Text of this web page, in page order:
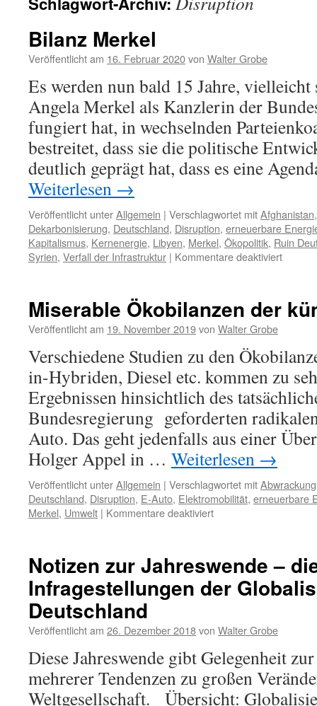
Bilanz Merkel
Veröffentlicht am 16. Februar 2020von Walter Grobe
Es werden nun bald 15 Jahre, vielleicht
Angela Merkel als Kanzlerin der
fungiert hat, in wechselnden
bestreitet, dass sie die politische
deutlich geprägt hat, dass es eine
Weiterlesen →
Veröffentlicht unterAllgemein | Verschlagwortet mitAfghanistan
Dekarbonisierung, Deutschland, Disruption, erneuerbare
Kapitalismus, Kernenergie, Libyen, Merkel, Ökopolitik, Ruin
Syrien, Verfall der Infrastruktur | Kommentare deaktiviertfür
Miserable Ökobilanzen der
Veröffentlicht am 19. November 2019von Walter Grobe
Verschiedene Studien zu den
in-Hybriden, Diesel etc. kommen zu
Ergebnissen hinsichtlich des
Bundesregierung geforderten
Auto. Das geht jedenfalls aus einer
Holger Appel in … Weiterlesen →
Veröffentlicht unterAllgemein | Verschlagwortet mitAbwrackung
Deutschland, Disruption, E-Auto, Elektromobilität, erneuerbare
Merkel, Umwelt | Kommentare deaktiviertfür
künftigen
E-
Autos
Notizen zur Jahreswende –
Infragestellungen der
Deutschland
Veröffentlicht am 26. Dezember 2018von Walter Grobe
Diese Jahreswende gibt Gelegenheit
mehrerer Tendenzen zu großen
Weltgesellschaft. Übersicht: